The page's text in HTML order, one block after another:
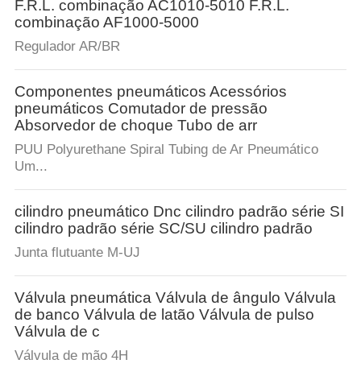
MAPA
DO
SITE
PRIVACY
POLICY
F.R.L. combinação AC1010-5010 F.R.L.
combinação AF1000-5000
Regulador AR/BR
Componentes pneumáticos Acessórios
pneumáticos Comutador de pressão
Absorvedor de choque Tubo de arr
PUU Polyurethane Spiral Tubing de Ar Pneumático
Um...
cilindro pneumático Dnc cilindro padrão série SI
cilindro padrão série SC/SU cilindro padrão
Junta flutuante M-UJ
Válvula pneumática Válvula de ângulo Válvula
de banco Válvula de latão Válvula de pulso
Válvula de c
Válvula de mão 4H